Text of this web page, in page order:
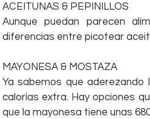
ACEITUNAS & PEPINILLOS
Aunque puedan parecen
diferencias entre picotear
MAYONESA & MOSTAZA
Ya sabemos que
calorías extra. Hay opciones
que la mayonesa tiene unas